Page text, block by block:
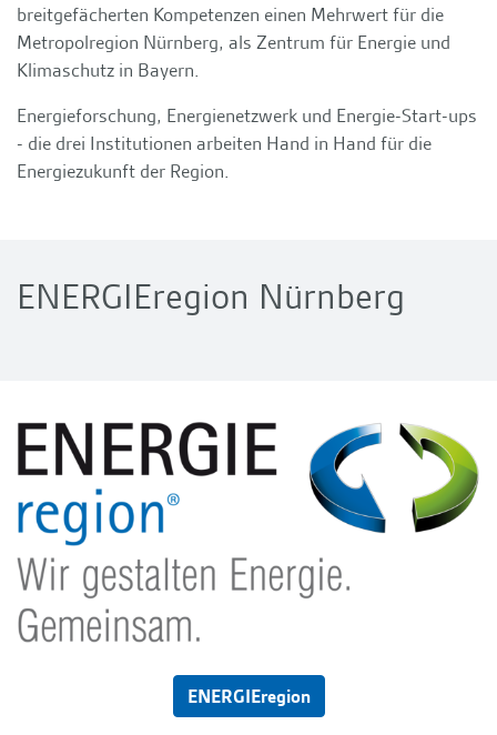
breitgefächerten Kompetenzen einen Mehrwert für die
Metropolregion Nürnberg, als Zentrum für Energie und
Klimaschutz in Bayern.
Energieforschung, Energienetzwerk und Energie-Start-ups
- die drei Institutionen arbeiten Hand in Hand für die
Energiezukunft der Region.
ENERGIEregion Nürnberg
ENERGIEregion